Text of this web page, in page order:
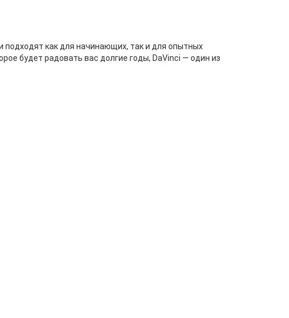
подходят как для начинающих, так и для опытных
будет радовать вас долгие годы, DaVinci — один из